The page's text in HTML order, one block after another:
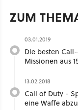
ZUM
03.01.2019
Die besten
Missionen aus
13.02.2018
Call of Duty -
eine Waffe